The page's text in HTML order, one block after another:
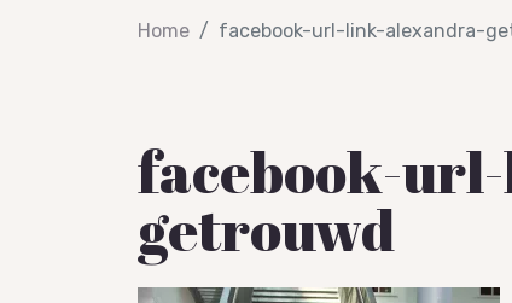
Home facebook-url-link-alexandra-
facebook-
getrouwd